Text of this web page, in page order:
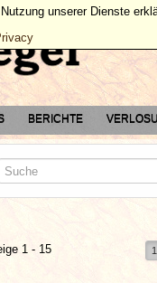
BERICHTE
1 - 15
1
unserer Dienste